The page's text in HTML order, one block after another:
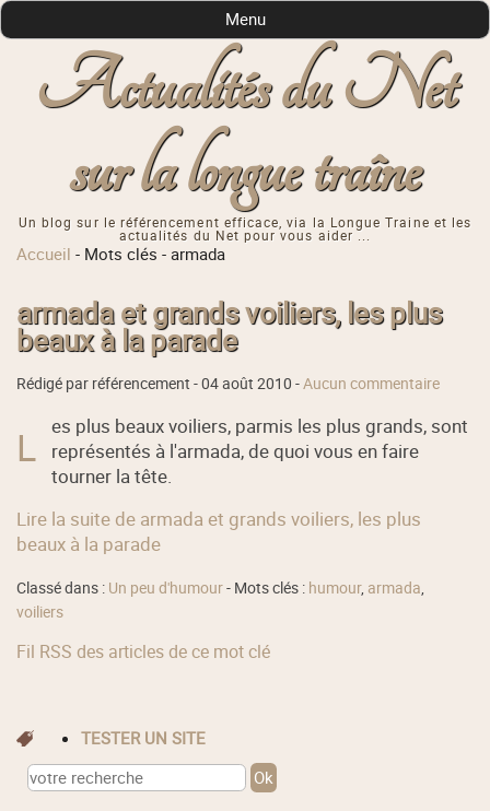
Actualités du Net
sur la longue traîne
Un blog sur le référencement efficace, via la Longue Traine et les
actualités du Net pour vous aider ...
Menu
Accueil - Mots clés -armada
armada et grands voiliers, les plus
beaux à la parade
Rédigé par référencement -04 août 2010 -Aucun commentaire
L
es plus beaux voiliers, parmis les plus grands, sont
représentés à l'armada, de quoi vous en faire
tourner la tête.
Lire la suite de armada et grands voiliers, les plus
beaux à la parade
Classé dans : Un peu d'humour- Mots clés : humour, armada,
voiliers
Fil RSS des articles de ce mot clé
TESTER UN SITE